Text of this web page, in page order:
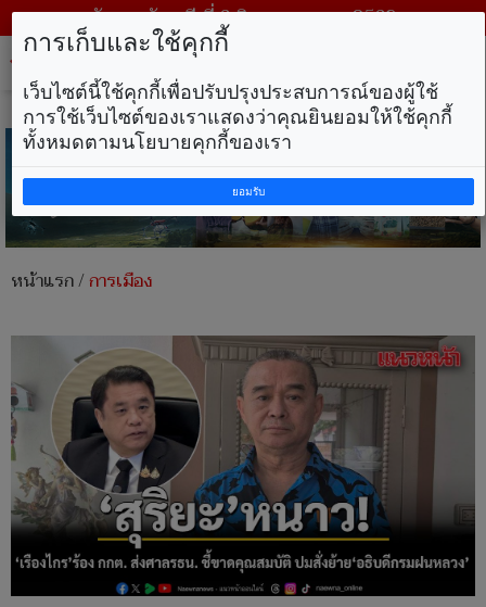
วันพฤหัสบดี ที่ 6 สิงหาคม พ.ศ. 2569
หน้าแรก/การเมือง
การเก็บและใช้คุกกี้
เว็บไซต์นี้ใช้คุกกี้เพื่อปรับปรุงประสบการณ์ของผู้ใช้
การใช้เว็บไซต์ของเราแสดงว่าคุณยินยอมให้ใช้คุกกี้
ทั้งหมดตามนโยบายคุกกี้ของเรา
ยอมรับ